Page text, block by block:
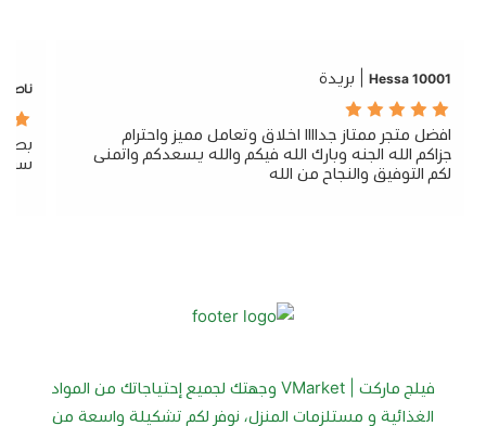
10001 Hessa | بريدة
افضل متجر ممتاز جداااا اخلاق وتعامل مميز واحترام
جزاكم الله الجنه وبارك الله فيكم والله يسعدكم واتمنى
لكم التوفيق والنجاح من الله
ناصر
فيلج ماركت | VMarket وجهتك لجميع إحتياجاتك من المواد
الغذائية و مستلزمات المنزل، نوفر لكم تشكيلة واسعة من